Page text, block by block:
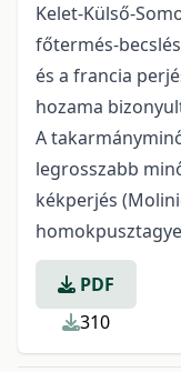
Kelet-Külső-
főtermés-
és a francia
hozama
A
legrosszabb
kékperjés
PDF
310